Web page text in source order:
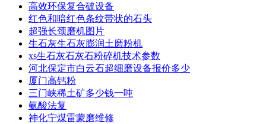
高效环保复合破设备
红色和暗红色条纹带状的石头
超强长颈磨机图片
生石灰生石灰膨润土磨粉机
xs生石灰石灰石粉碎机技术参数
河北保定市白云石超细磨设备报价多少
厦门高钙粉
三门峡稀土矿多少钱一吨
氨酸法复
神化宁煤雷蒙磨维修